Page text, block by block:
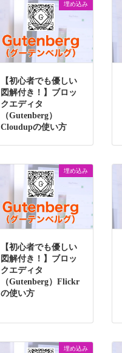
埋め込み
【初心者でも優しい
図解付き！】ブロッ
クエディタ
（Gutenberg）
Cloudupの使い方
埋め込み
【初心者でも優しい
図解付き！】ブロッ
クエディタ
（Gutenberg）Flickr
の使い方
埋め込み